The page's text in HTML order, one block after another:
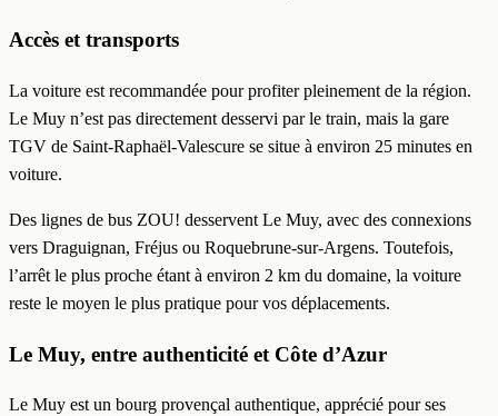
Accès et transports
La voiture est recommandée pour profiter pleinement de la région.
Le Muy n’est pas directement desservi par le train, mais la gare
TGV de Saint-Raphaël-Valescure se situe à environ 25 minutes en
voiture.
Des lignes de bus ZOU! desservent Le Muy, avec des connexions
vers Draguignan, Fréjus ou Roquebrune-sur-Argens. Toutefois,
l’arrêt le plus proche étant à environ 2 km du domaine, la voiture
reste le moyen le plus pratique pour vos déplacements.
Le Muy, entre authenticité et Côte d’Azur
Le Muy est un bourg provençal authentique, apprécié pour ses